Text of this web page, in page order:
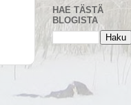
HAE TÄSTÄ
BLOGISTA